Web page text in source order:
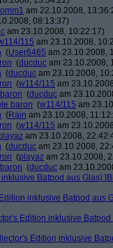
am 22.10.2008,
08:13:37)
am 23.10.2008, 10:22:17)
115 am 23.10.2008,
(User6465 am 23.10.2008,
(ducduc am 23.10.2008,
(ducduc am 23.10.2008,
(w114/115 am
(ducduc am
baron (w114/115 am
(Rain am 23.10.2008,
(w114/115 am
am 23.10.2008,
(ducduc am 23.10.2008,
(playaz am 23.10.2008,
(ducduc am
Batpod aus Glas)
inklusive Batpod aus
Edition inklusive
Edition inklusive